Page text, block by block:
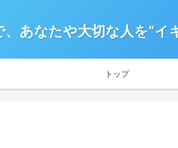
あなたや大切な人を”イ
トップ